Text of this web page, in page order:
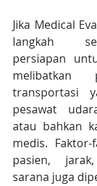
Jika Medical
langkah
persiapan
melibatkan
transportasi
pesawat
atau bahkan
medis.
pasien,
sarana juga